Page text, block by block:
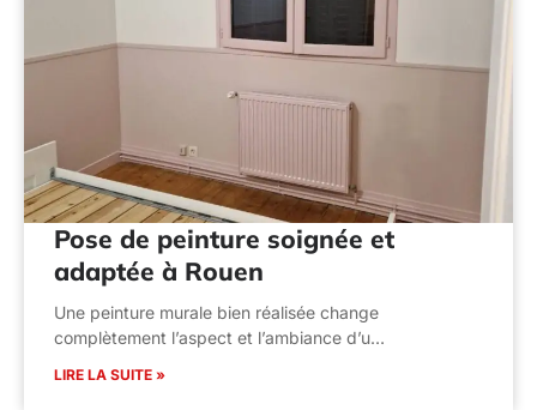
Pose de peinture soignée et
adaptée à Rouen
Une peinture murale bien réalisée change
complètement l’aspect et l’ambiance d’u…
LIRE LA SUITE »